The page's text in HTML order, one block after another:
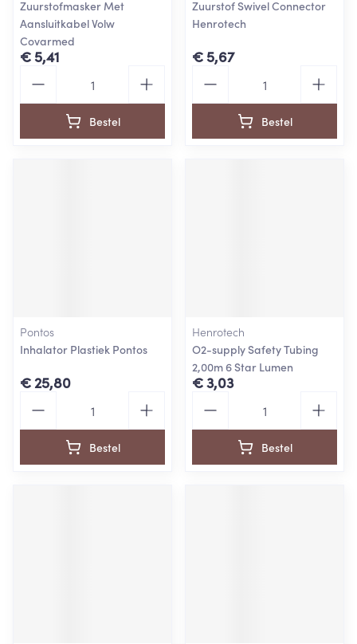
Zuurstofmasker Met
Aansluitkabel Volw
Covarmed
€ 5,41
Bestel
Zuurstof Swivel Connector
Henrotech
€ 5,67
Bestel
Pontos
Inhalator Plastiek Pontos
€ 25,80
Bestel
Henrotech
O2-supply Safety Tubing
2,00m 6 Star Lumen
€ 3,03
Bestel